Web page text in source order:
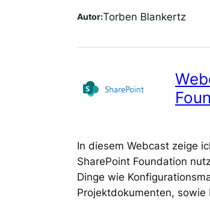
Autor:Torben Blankertz
In diesem Webcast zeige
SharePoint Foundation
Dinge wie
Projektdokumenten,